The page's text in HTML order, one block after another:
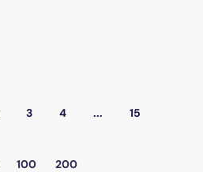
3 4 ... 15
100 200